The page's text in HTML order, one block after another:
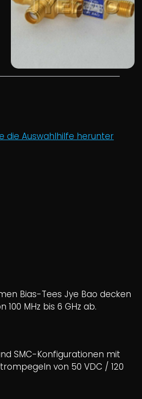
die Auswahlhilfe herunter
Bias-Tees Jye Bao decken
100 MHz bis 6 GHz ab.
SMC-Konfigurationen mit
von 50 VDC / 120